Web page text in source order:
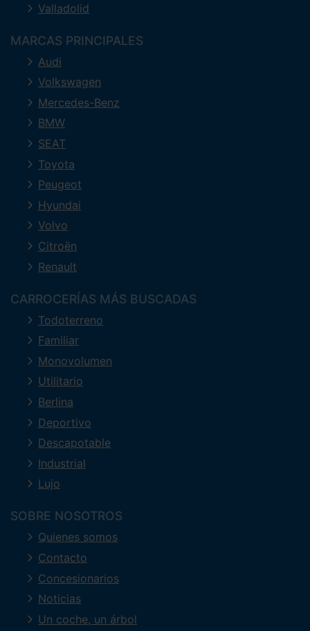
Valladolid
MARCAS PRINCIPALES
Audi
Volkswagen
Mercedes-Benz
BMW
SEAT
Toyota
Peugeot
Hyundai
Volvo
Citroën
Renault
CARROCERÍAS MÁS BUSCADAS
Todoterreno
Familiar
Monovolumen
Utilitario
Berlina
Deportivo
Descapotable
Industrial
Lujo
SOBRE NOSOTROS
Quienes somos
Contacto
Concesionarios
Noticias
Un coche, un árbol